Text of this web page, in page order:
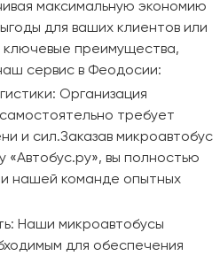
максимальную экономию
для ваших клиентов или
ключевые преимущества,
сервис в Феодосии:
Организация
требует
и сил.Заказав микроавтобус
«Автобус.ру», вы полностью
нашей команде опытных
Наши микроавтобусы
для обеспечения